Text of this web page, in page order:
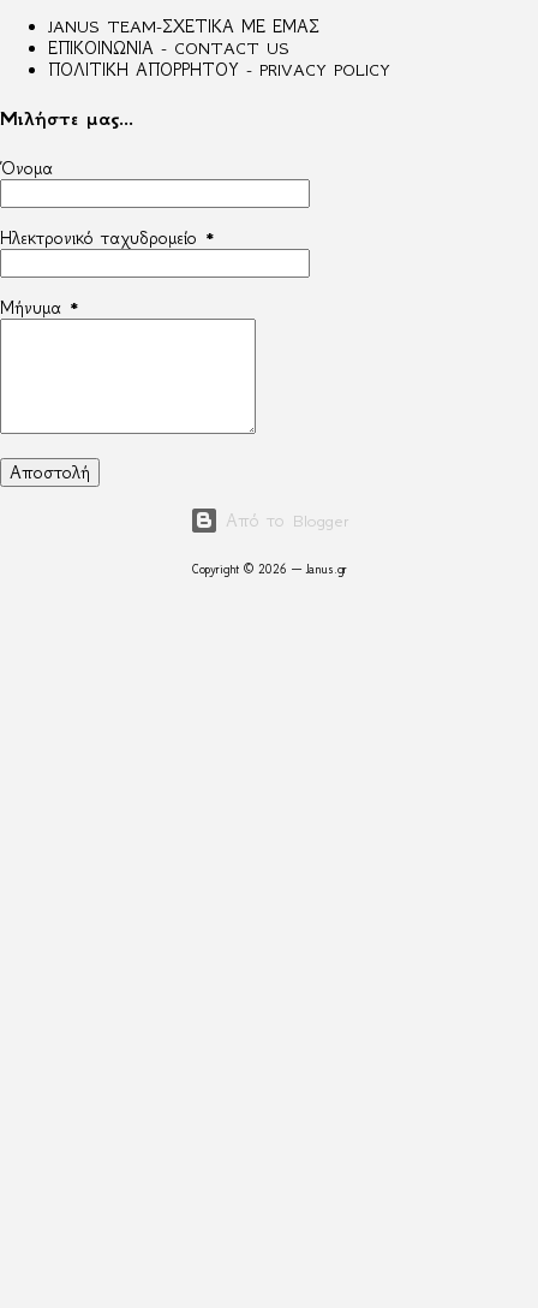
JANUS TEAM-ΣΧΕΤΙΚΑ ΜΕ ΕΜΑΣ
ΕΠΙΚΟΙΝΩΝΙΑ - CONTACT US
ΠΟΛΙΤΙΚΗ ΑΠΟΡΡΗΤΟΥ - PRIVACY POLICY
Μιλήστε μας...
Όνομα
Ηλεκτρονικό ταχυδρομείο *
Μήνυμα *
Από το Blogger
Copyright © 2026 — Janus.gr